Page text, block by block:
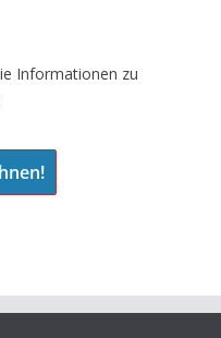
Informationen zu